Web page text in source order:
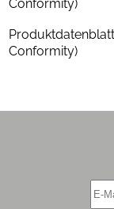
Farbe schwarz
Upnp (Universal
Conformity)
Conformity)